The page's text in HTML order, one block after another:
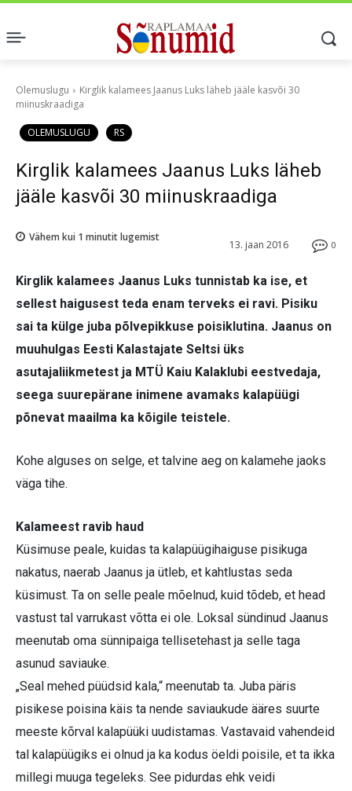
Olemuslugu
Kirglik kalamees Jaanus Luks läheb jääle kasvõi 30
miinuskraadiga
OLEMUSLUGU RS
Kirglik kalamees Jaanus Luks läheb
jääle kasvõi 30 miinuskraadiga
0
13. jaan 2016
Vähem kui 1 minutit lugemist
Kirglik kalamees Jaanus Luks tunnistab ka ise, et
sellest haigusest teda enam terveks ei ravi. Pisiku
sai ta külge juba põlvepikkuse poisiklutina. Jaanus on
muuhulgas Eesti Kalastajate Seltsi üks
asutajaliikmetest ja MTÜ Kaiu Kalaklubi eestvedaja,
seega suurepärane inimene avamaks kalapüügi
põnevat maailma ka kõigile teistele.
Kohe alguses on selge, et talvine aeg on kalamehe jaoks
väga tihe.
Kalameest ravib haud
Küsimuse peale, kuidas ta kalapüügihaiguse pisikuga
nakatus, naerab Jaanus ja ütleb, et kahtlustas seda
küsimust. Ta on selle peale mõelnud, kuid tõdeb, et head
vastust tal varrukast võtta ei ole. Loksal sündinud Jaanus
meenutab oma sünnipaiga tellisetehast ja selle taga
asunud saviauke.
„Seal mehed püüdsid kala,“ meenutab ta. Juba päris
pisikese poisina käis ta nende saviaukude ääres suurte
meeste kõrval kalapüüki uudistamas. Vastavaid vahendeid
tal kalapüügiks ei olnud ja ka kodus öeldi poisile, et ta ikka
millegi muuga tegeleks. See pidurdas ehk veidi